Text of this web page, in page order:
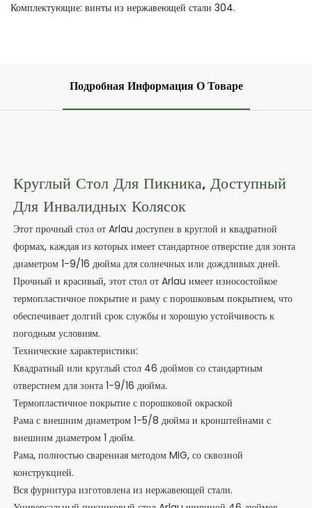
Комплектующие: винты из нержавеющей стали 304.
Подробная Информация О Товаре
Круглый Стол Для Пикника, Доступный
Для Инвалидных Колясок
Этот прочный стол от Arlau доступен в круглой и квадратной
формах, каждая из которых имеет стандартное отверстие для зонта
диаметром 1-9/16 дюйма для солнечных или дождливых дней.
Прочный и красивый, этот стол от Arlau имеет износостойкое
термопластичное покрытие и раму с порошковым покрытием, что
обеспечивает долгий срок службы и хорошую устойчивость к
погодным условиям.
Технические характеристики:
Квадратный или круглый стол 46 дюймов со стандартным
отверстием для зонта 1-9/16 дюйма.
Термопластичное покрытие с порошковой окраской
Рама с внешним диаметром 1-5/8 дюйма и кронштейнами с
внешним диаметром 1 дюйм.
Рама, полностью сваренная методом MIG, со сквозной
конструкцией.
Вся фурнитура изготовлена ​​из нержавеющей стали.